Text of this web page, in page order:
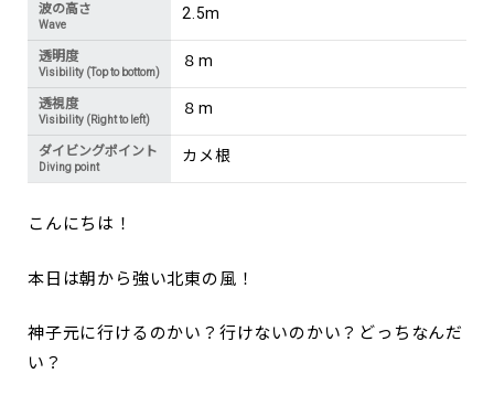
波の高さ
Wave
2.5m
透明度
Visibility (Top to bottom)
８m
透視度
Visibility (Right to left)
８m
ダイビングポイント
Diving point
カメ根
こんにちは！
本日は朝から強い北東の風！
神子元に行けるのかい？行けないのかい？どっちなんだ
い？